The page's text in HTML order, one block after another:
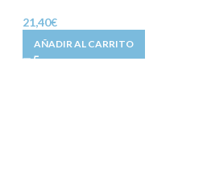
21,40€
AÑADIR AL CARRITO